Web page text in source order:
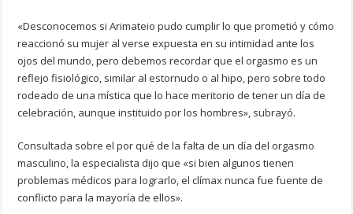
«Desconocemos si Arimateio pudo cumplir lo que prometió y cómo
reaccionó su mujer al verse expuesta en su intimidad ante los
ojos del mundo, pero debemos recordar que el orgasmo es un
reflejo fisiológico, similar al estornudo o al hipo, pero sobre todo
rodeado de una mística que lo hace meritorio de tener un día de
celebración, aunque instituido por los hombres», subrayó.
Consultada sobre el por qué de la falta de un día del orgasmo
masculino, la especialista dijo que «si bien algunos tienen
problemas médicos para lograrlo, el clímax nunca fue fuente de
conflicto para la mayoría de ellos».